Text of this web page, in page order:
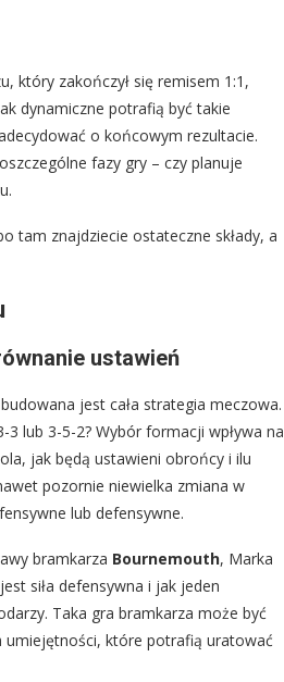
który zakończył się remisem 1:1,
dynamiczne potrafią być takie
o końcowym rezultacie.
fazy gry – czy planuje
tam znajdziecie ostateczne składy, a
ustawień
jest cała strategia meczowa.
lub 3-5-2? Wybór formacji wpływa na
jak będą ustawieni obrońcy i ilu
pozornie niewielka zmiana w
lub defensywne.
bramkarza Bournemouth, Marka
siła defensywna i jak jeden
Taka gra bramkarza może być
umiejętności, które potrafią uratować